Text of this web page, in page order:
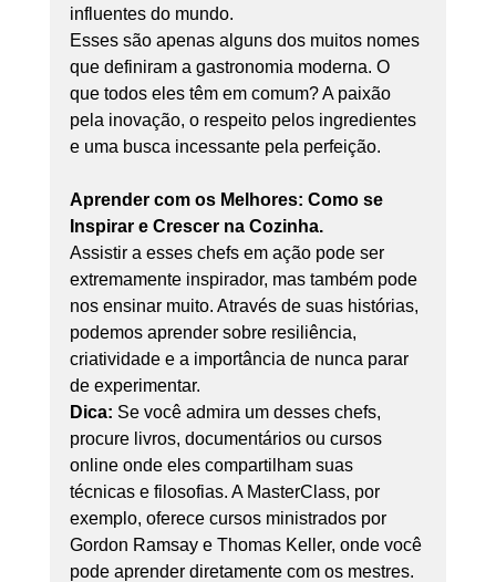
influentes do mundo.
Esses são apenas alguns dos muitos nomes
que definiram a gastronomia moderna. O
que todos eles têm em comum? A paixão
pela inovação, o respeito pelos ingredientes
e uma busca incessante pela perfeição.
Aprender com os Melhores: Como se
Inspirar e Crescer na Cozinha.
Assistir a esses chefs em ação pode ser
extremamente inspirador, mas também pode
nos ensinar muito. Através de suas histórias,
podemos aprender sobre resiliência,
criatividade e a importância de nunca parar
de experimentar.
Dica: Se você admira um desses chefs,
procure livros, documentários ou cursos
online onde eles compartilham suas
técnicas e filosofias. A MasterClass, por
exemplo, oferece cursos ministrados por
Gordon Ramsay e Thomas Keller, onde você
pode aprender diretamente com os mestres.